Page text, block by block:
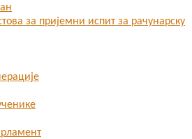
за пријемни испит за рачунарску